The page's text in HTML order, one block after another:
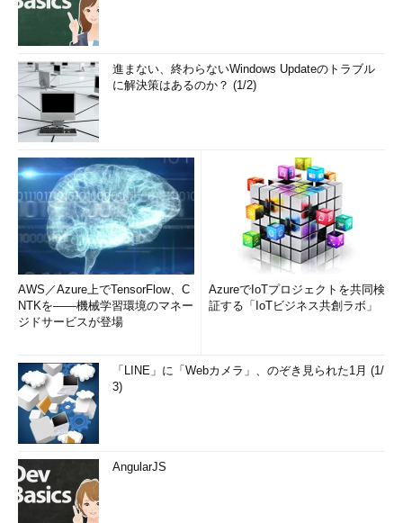
進まない、終わらないWindows Updateのトラブル
に解決策はあるのか？ (1/2)
AWS／Azure上でTensorFlow、C
NTKを――機械学習環境のマネー
ジドサービスが登場
AzureでIoTプロジェクトを共同検
証する「IoTビジネス共創ラボ」
「LINE」に「Webカメラ」、のぞき見られた1月 (1/
3)
AngularJS